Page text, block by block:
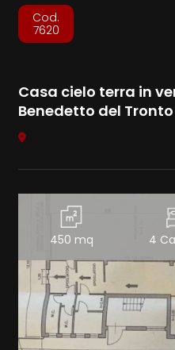
Cod.
7620
Casa cielo terra in
Benedetto del Tronto
450 mq 4